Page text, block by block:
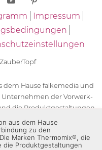
Impressum
dem Hause falkemedia und
der Vorwerk-
die Produktgestaltungen
Marken der Unternehmen
die Zeichen TM5®,
des Thermomix®
aus dem Hause
zu den
Marken Thermomix®, die
die Produktgestaltungen